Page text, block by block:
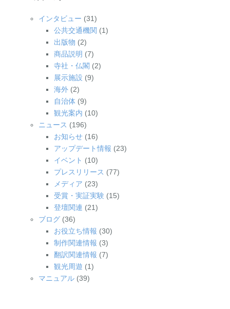
インタビュー (31)
公共交通機関 (1)
出版物 (2)
商品説明 (7)
寺社・仏閣 (2)
展示施設 (9)
海外 (2)
自治体 (9)
観光案内 (10)
ニュース (196)
お知らせ (16)
アップデート情報 (23)
イベント (10)
プレスリリース (77)
メディア (23)
受賞・実証実験 (15)
登壇関連 (21)
ブログ (36)
お役立ち情報 (30)
制作関連情報 (3)
翻訳関連情報 (7)
観光周遊 (1)
マニュアル (39)